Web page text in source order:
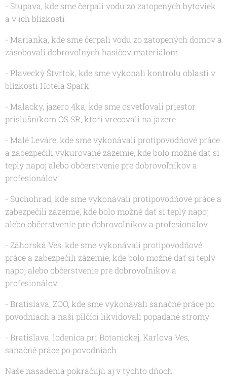
- Stupava, kde sme čerpali vodu zo zatopených bytoviek
a v ich blízkosti
- Marianka, kde sme čerpali vodu zo zatopených domov a
zásobovali dobrovoľných hasičov materiálom
- Plavecký Štvrtok, kde sme vykonali kontrolu oblasti v
blízkosti Hotela Spark
- Malacky, jazero 4ka, kde sme osvetľovali priestor
príslušníkom OS SR, ktorí vrecovali na jazere
- Malé Leváre, kde sme vykonávali protipovodňové práce
a zabezpečili vykurované zázemie, kde bolo možné dať si
teplý napoj alebo občerstvenie pre dobrovoľníkov a
profesionálov
- Suchohrad, kde sme vykonávali protipovodňové práce a
zabezpečili zázemie, kde bolo možné dať si teplý napoj
alebo občerstvenie pre dobrovoľníkov a profesionálov
- Záhorská Ves, kde sme vykonávali protipovodňové
práce a zabezpečili zázemie, kde bolo možné dať si teplý
napoj alebo občerstvenie pre dobrovoľníkov a
profesionálov
- Bratislava, ZOO, kde sme vykonávali sanačné práce po
povodniach a naši pilčíci likvidovali popadané stromy
- Bratislava, lodenica pri Botanickej, Karlova Ves,
sanačné práce po povodniach
Naše nasadenia pokračujú aj v týchto dňoch.